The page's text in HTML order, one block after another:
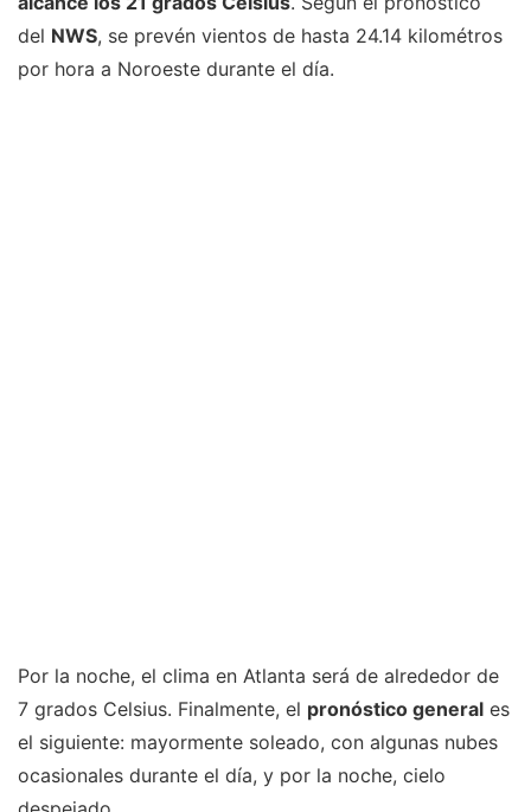
del NWS, se prevén vientos de hasta 24.14 kilométros
por hora a Noroeste durante el día.
Por la noche, el clima en Atlanta será de alrededor de
7 grados Celsius. Finalmente, el pronóstico general es
el siguiente: mayormente soleado, con algunas nubes
ocasionales durante el día, y por la noche, cielo